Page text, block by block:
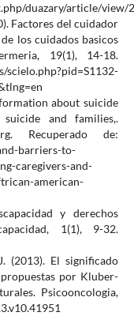
duazary/article/view/
Factores del cuidador
los cuidados basicos
19(1), 14-18.
about suicide
and families,.
Recuperado de:
barriers-to-
caregivers-and-
american-
y derechos
1(1), 9-32.
(2013). El significado
por Kluber-
Psicooncologia,